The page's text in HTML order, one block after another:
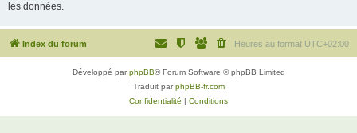
les données.
Index du forum Heures au format UTC+02:00
Développé parphpBB® Forum Software © phpBB Limited
Traduit parphpBB-fr.com
Confidentialité | Conditions